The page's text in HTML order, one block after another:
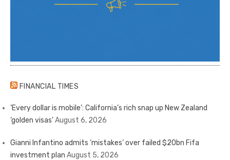
FINANCIAL TIMES
‘Every dollar is mobile’: California’s rich snap up New Zealand
‘golden visas’August 6, 2026
Gianni Infantino admits ‘mistakes’ over failed $20bn Fifa
investment plan August 5, 2026